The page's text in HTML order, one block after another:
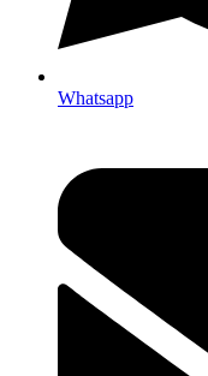
Whatsapp